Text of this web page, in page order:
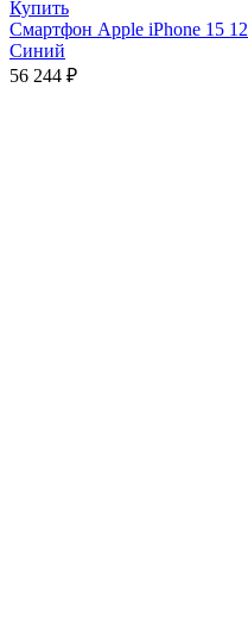
Купить
Смартфон Apple iPhone 15
Синий
56 244 ₽